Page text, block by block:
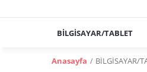
BİLGİSAYAR/TABLET
Anasayfa BİLGİSAYAR/